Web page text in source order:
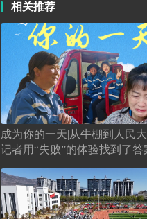
相关推荐
成为你的一天|从牛棚到人民大
记者用“失败”的体验找到了答
边的榜样